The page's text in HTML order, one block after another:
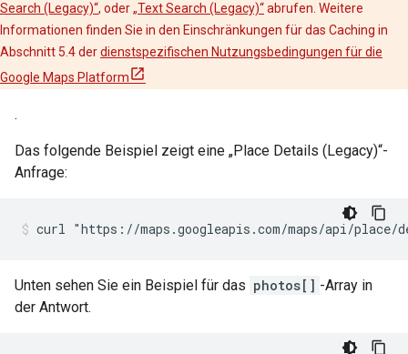
Search (Legacy)“, oder„Text Search (Legacy)“abrufen. Weitere
Informationen finden Sie in den Einschränkungen für das Caching in
Abschnitt 5.4 derdienstspezifischen Nutzungsbedingungen für die
Google Maps Platform
.
Das folgende Beispiel zeigt eine „Place Details (Legacy)“-
Anfrage:
curl "https://maps.googleapis.com/maps/api/place/
Unten sehen Sie ein Beispiel für das photos[] -Array in
der Antwort.